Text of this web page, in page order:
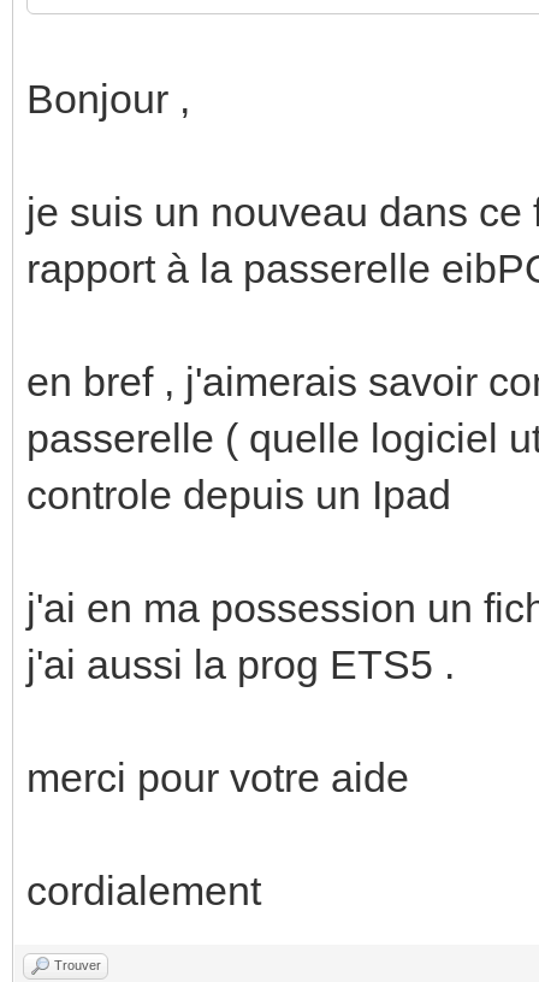
Bonjour ,
je suis un nouveau dans
rapport à la passerelle
en bref , j'aimerais savoir
passerelle ( quelle logiciel
controle depuis un Ipad
j'ai en ma possession un
j'ai aussi la prog ETS5 .
merci pour votre aide
cordialement
Trouver